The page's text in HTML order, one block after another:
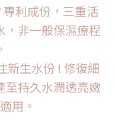
專利成份，三重活
，非一般保濕療程
新生水份 ! 修復細
至持久水潤透亮嫩
用。